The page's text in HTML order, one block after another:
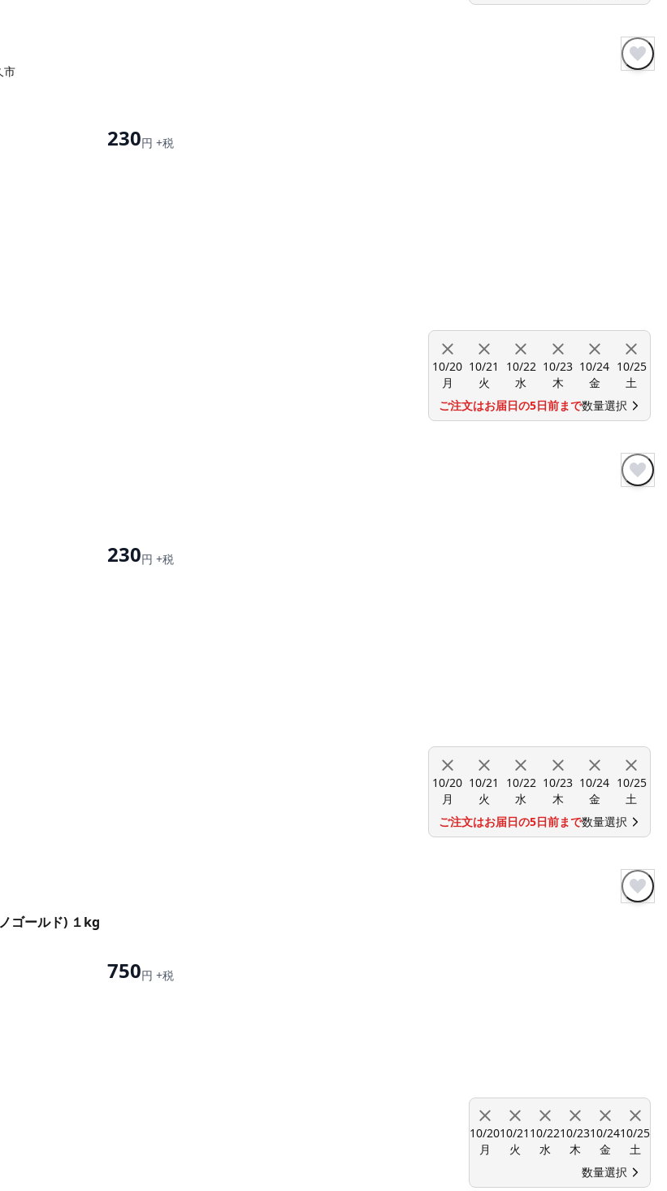
市
230円 +税
10/20
月
10/21
火
10/22
水
10/23
木
10/24
金
10/25
土
ご注文はお届日の5日前まで数量選択
230円 +税
10/20
月
10/21
火
10/22
水
10/23
木
10/24
金
10/25
土
ご注文はお届日の5日前まで数量選択
ゴールド) １kg
750円 +税
10/20
月
10/21
火
10/22
水
10/23
木
10/24
金
10/25
土
数量選択